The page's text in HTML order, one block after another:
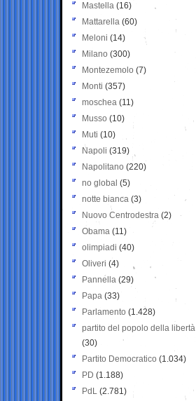
Mastella (16)
Mattarella (60)
Meloni (14)
Milano (300)
Montezemolo (7)
Monti (357)
moschea (11)
Musso (10)
Muti (10)
Napoli (319)
Napolitano (220)
no global (5)
notte bianca (3)
Nuovo Centrodestra (2)
Obama (11)
olimpiadi (40)
Oliveri (4)
Pannella (29)
Papa (33)
Parlamento (1.428)
partito del popolo della libertà
(30)
Partito Democratico (1.034)
PD (1.188)
PdL (2.781)